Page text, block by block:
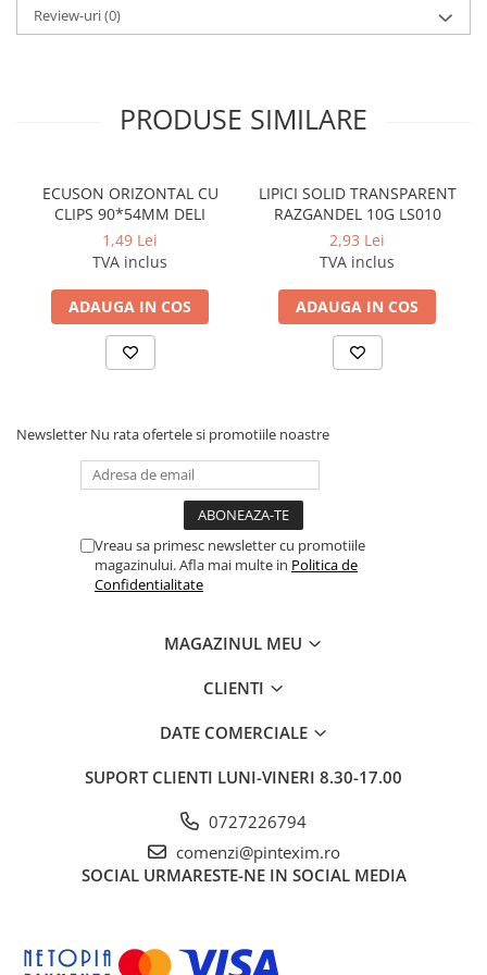
Cerneala si rezerva pentru stilou
sabloane, truse geometrie
Compas scolar
Sabloane
Truse geometrie
Markere permanente
Markere speciale pentru desen
Produse Craft
Ghiozdane si genti scolare
Carti si jocuri pentru copii
Coperti scolare
Produse curatenie
Cerneala si rezerva pentru stilou
Review-uri(0)
PRODUSE SIMILARE
ECUSON ORIZONTAL CU
CLIPS 90*54MM DELI
1,49 Lei
TVA inclus
ADAUGA IN COS
LIPICI SOLID TRANSPARENT
RAZGANDEL 10G LS010
2,93 Lei
TVA inclus
ADAUGA IN COS
Newsletter Nu rata ofertele si promotiile noastre
Vreau sa primesc newsletter cu promotiile
magazinului. Afla mai multe in Politica de
Confidentialitate
MAGAZINUL MEU
CLIENTI
DATE COMERCIALE
SUPORT CLIENTI LUNI-VINERI 8.30-17.00
0727226794
comenzi@pintexim.ro
SOCIAL URMARESTE-NE IN SOCIAL MEDIA